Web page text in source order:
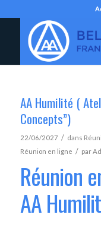
AA Humilité (
Concepts”)
22/06/2027 / dans
Réunion en ligne / par
Réunion
AA